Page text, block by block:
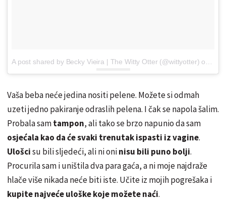
A post shared by Becky Vieira | The Witty Otter (@wittyotter) on
Vaša beba neće jedina nositi pelene. Možete si odmah
uzeti jedno pakiranje odraslih pelena. I čak se napola šalim.
Probala samtampon, ali tako se brzo napunio da sam
osjećala kao da će svaki trenutak ispasti iz vagine.
Ulošcisu bili sljedeći, ali ni oninisu bili puno bolji.
Procurila sam i uništila dva para gaća, a ni moje najdraže
hlače više nikada neće biti iste. Učite iz mojih pogrešaka i
kupite najveće uloške koje možete naći.